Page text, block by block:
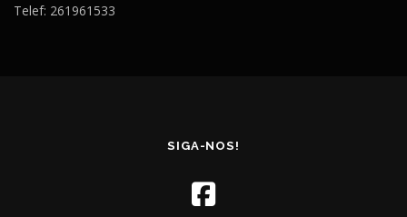
Telef: 261961533
SIGA-NOS!